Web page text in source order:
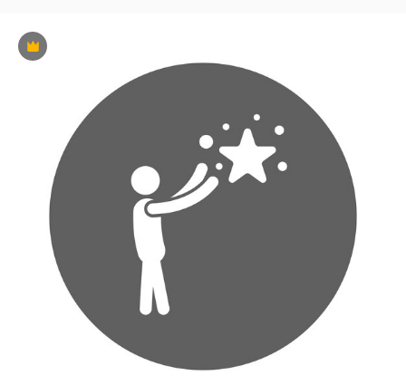
Премиум